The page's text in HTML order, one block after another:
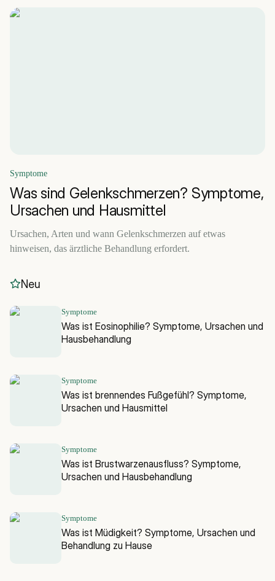
Symptome
Was sind Gelenkschmerzen? Symptome,
Ursachen und Hausmittel
Ursachen, Arten und wann Gelenkschmerzen auf etwas
hinweisen, das ärztliche Behandlung erfordert.
Neu
Symptome
Was ist Eosinophilie? Symptome, Ursachen und
Hausbehandlung
Symptome
Was ist brennendes Fußgefühl? Symptome,
Ursachen und Hausmittel
Symptome
Was ist Brustwarzenausfluss? Symptome,
Ursachen und Hausbehandlung
Symptome
Was ist Müdigkeit? Symptome, Ursachen und
Behandlung zu Hause